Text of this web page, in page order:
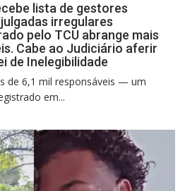
lista de gestores
irregulares
pelo TCU abrange mais
Cabe ao Judiciário aferir
de Inelegibilidade
de 6,1 mil responsáveis — um
em...